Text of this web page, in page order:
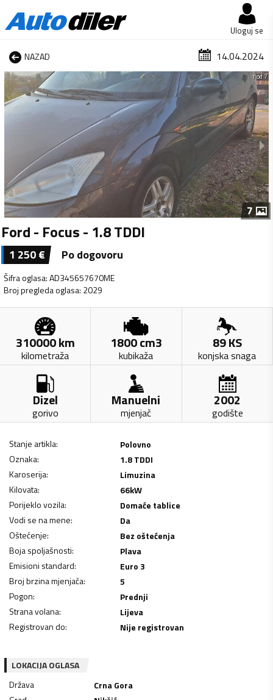
Uloguj se
NAZAD 14.04.2024
1 od 7
7
Ford - Focus - 1.8 TDDI
1 250€ Po dogovoru
Šifra oglasa:AD345657670ME
Broj pregleda oglasa: 2029
310000km
kilometraža
1800cm3
kubikaža
89KS
konjska snaga
Dizel
gorivo
Manuelni
mjenjač
2002
godište
Stanje artikla:
Polovno
Oznaka:
1.8 TDDI
Karoserija:
Limuzina
Kilovata: 66kW
Porijeklo vozila:
Domaće tablice
Vodi se na mene:
Da
Oštećenje:
Bez oštećenja
Boja spoljašnosti:
Plava
Emisioni standard:
Euro 3
Broj brzina mjenjača:
5
Pogon:
Prednji
Strana volana:
Lijeva
Registrovan do: Nije registrovan
LOKACIJA OGLASA
Država
Crna Gora